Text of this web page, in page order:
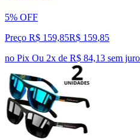
5% OFF
Preço R$ 159,85R$ 159,85
no Pix Ou 2x de R$ 84,13 sem